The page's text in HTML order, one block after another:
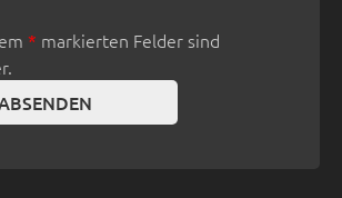
* markierten Felder sind